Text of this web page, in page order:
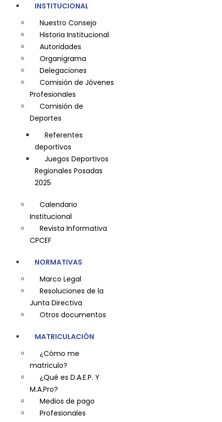
INSTITUCIONAL
Nuestro Consejo
Historia Institucional
Autoridades
Organigrama
Delegaciones
Comisión de Jóvenes
Profesionales
Comisión de
Deportes
Referentes
deportivos
Juegos Deportivos
Regionales Posadas
2025
Calendario
Institucional
Revista Informativa
CPCEF
NORMATIVAS
Marco Legal
Resoluciones de la
Junta Directiva
Otros documentos
MATRICULACIÓN
¿Cómo me
matriculo?
¿Qué es D.A.E.P. Y
M.A.Pro?
Medios de pago
Profesionales